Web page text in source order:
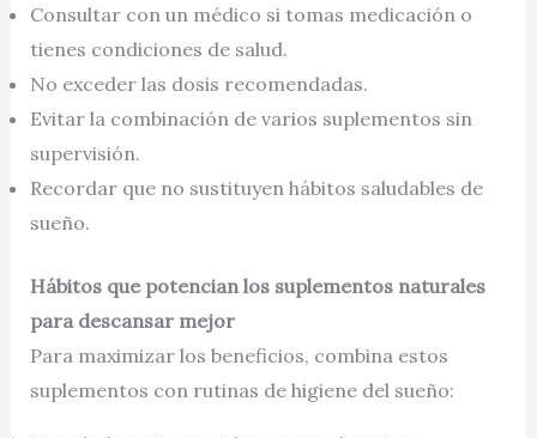
Consultar con un médico si tomas medicación o
tienes condiciones de salud.
No exceder las dosis recomendadas.
Evitar la combinación de varios suplementos sin
supervisión.
Recordar que no sustituyen hábitos saludables de
sueño.
Hábitos que potencian los suplementos naturales
para descansar mejor
Para maximizar los beneficios, combina estos
suplementos con rutinas de higiene del sueño: